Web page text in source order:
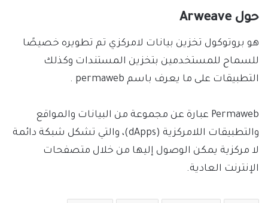
حول Arweave
هو بروتوكول تخزين بيانات لامركزي تم تطويره خصيصًا
للسماح للمستخدمين بتخزين المستندات وكذلك
التطبيقات على ما يعرف باسم permaweb .
‏Permaweb عبارة عن مجموعة من البيانات والمواقع
والتطبيقات اللامركزية (dApps)، والتي تشكل شبكة دائمة
لا مركزية يمكن الوصول إليها من خلال متصفحات
الإنترنت العادية.